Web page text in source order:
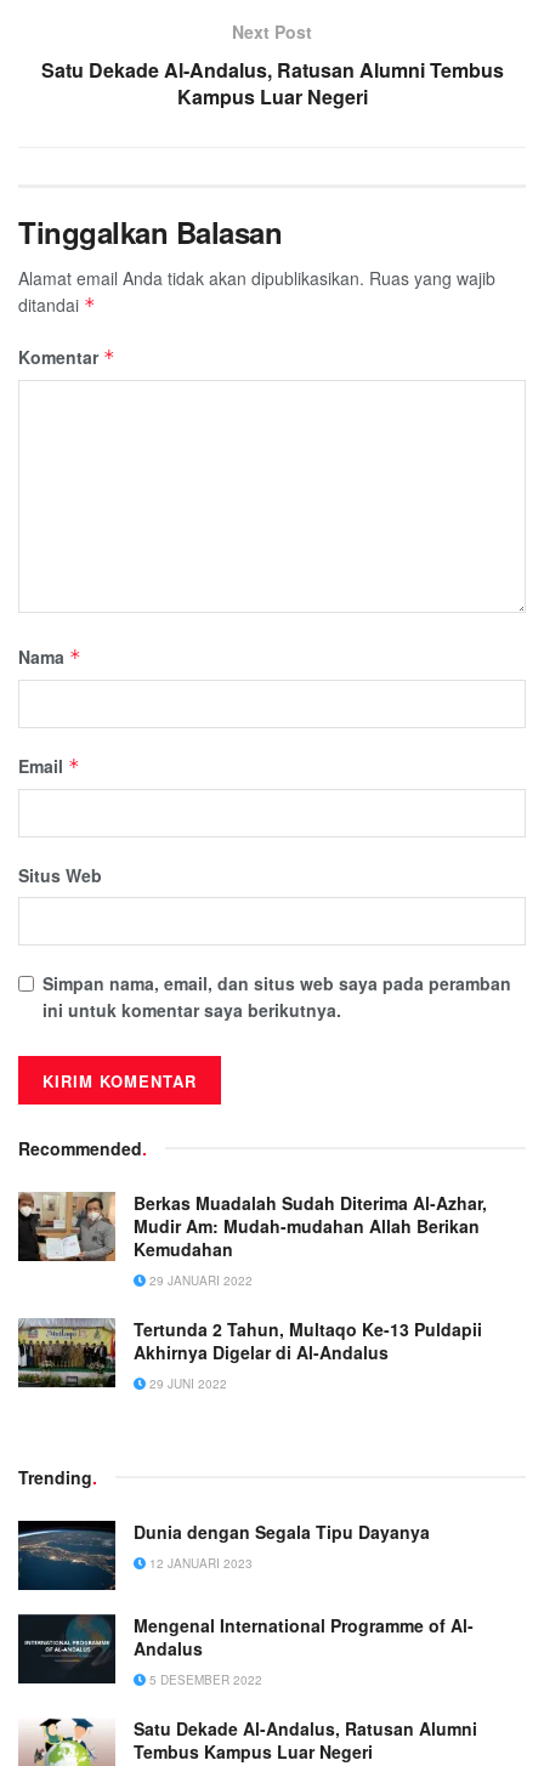
Next Post
Satu Dekade Al-Andalus, Ratusan Alumni Tembus
Kampus Luar Negeri
Tinggalkan Balasan
Alamat email Anda tidak akan dipublikasikan. Ruas yang wajib
ditandai *
Komentar *
Nama *
Email *
Situs Web
Simpan nama, email, dan situs web saya pada peramban
ini untuk komentar saya berikutnya.
Recommended.
Berkas Muadalah Sudah Diterima Al-Azhar,
Mudir Am: Mudah-mudahan Allah Berikan
Kemudahan
29 JANUARI 2022
Tertunda 2 Tahun, Multaqo Ke-13 Puldapii
Akhirnya Digelar di Al-Andalus
29 JUNI 2022
Trending.
Dunia dengan Segala Tipu Dayanya
12 JANUARI 2023
Mengenal International Programme of Al-
Andalus
5 DESEMBER 2022
Satu Dekade Al-Andalus, Ratusan Alumni
Tembus Kampus Luar Negeri